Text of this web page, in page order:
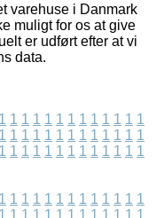
varehuse i Danmark
muligt for os at give
er udført efter at vi
data.
1 1 1 1 1 1 1 1 1 1 1 1 1
1 1 1 1 1 1 1 1 1 1 1 1 1
1 1 1 1 1 1 1 1 1 1 1 1 1
1 1 1 1 1 1 1 1 1 1 1 1 1
1 1 1 1 1 1 1 1 1 1 1 1 1